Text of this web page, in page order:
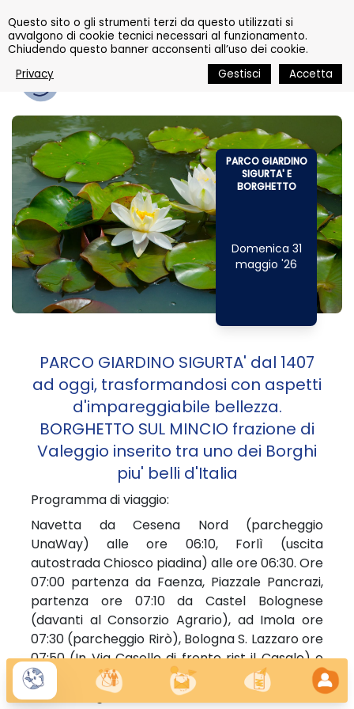
Questo sito o gli strumenti terzi da questo utilizzati si
avvalgono di cookie tecnici necessari al funzionamento.
Chiudendo questo banner acconsenti all’uso dei cookie.
Privacy
Gestisci Accetta
1 GIORNO
PARCO GIARDINO
SIGURTA' E
BORGHETTO
Domenica 31
maggio '26
PARCO GIARDINO SIGURTA' dal 1407
ad oggi, trasformandosi con aspetti
d'impareggiabile bellezza.
BORGHETTO SUL MINCIO frazione di
Valeggio inserito tra uno dei Borghi
piu' belli d'Italia
Programma di viaggio:
Navetta da Cesena Nord (parcheggio
UnaWay) alle ore 06:10, Forlì (uscita
autostrada Chiosco piadina) alle ore 06:30. Ore
07:00 partenza da Faenza, Piazzale Pancrazi,
partenza ore 07:10 da Castel Bolognese
(davanti al Consorzio Agrario), ad Imola ore
07:30 (parcheggio Rirò), Bologna S. Lazzaro ore
07:50 (In Via Caselle di fronte rist il Casale) e
proseguimento per raggiungere il Parco
Giardino Sigurtà.